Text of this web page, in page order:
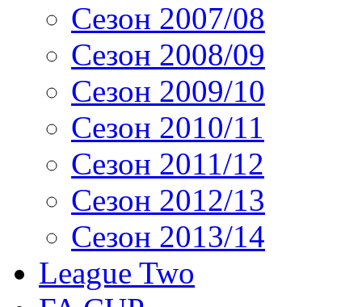
Сезон 2007/08
Сезон 2008/09
Сезон 2009/10
Сезон 2010/11
Сезон 2011/12
Сезон 2012/13
Сезон 2013/14
League Two